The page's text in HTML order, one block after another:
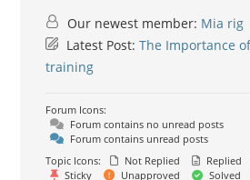
Our newest member: Mia rig
Latest Post:The Importance
training
Forum Icons:
Forum contains no unread posts
Forum contains unread posts
Topic Icons:
Not Replied Replied
Sticky
Unapproved Solved